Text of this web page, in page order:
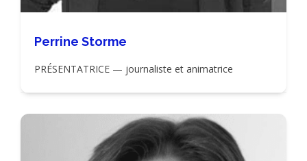
Perrine Storme
PRÉSENTATRICE — journaliste et animatrice